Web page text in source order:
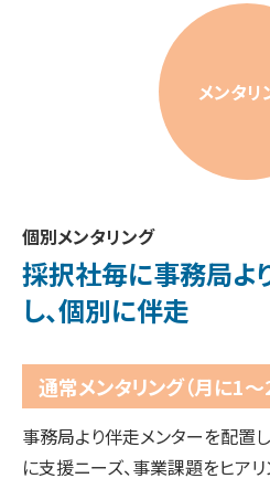
メンタリ
個別メンタリング
採択社毎に事務局よ
し、個別に伴走
通常メンタリング（月に1〜
事務局より伴走メンターを配置
に支援ニーズ、事業課題をヒア